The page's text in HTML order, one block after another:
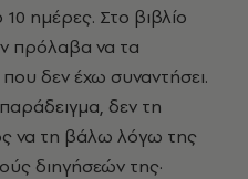
ημέρες. Στο βιβλίο
πρόλαβα να τα
δεν έχω συναντήσει.
δεν τη
να τη βάλω λόγω της
διηγήσεών της·